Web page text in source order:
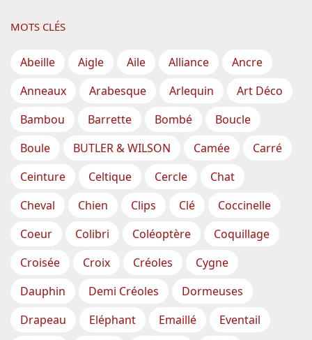
MOTS CLÉS
Abeille Aigle Aile Alliance
Ancre
Anneaux
Arabesque Arlequin
Art Déco
Bambou
Barrette Bombé
Boucle
Boule
BUTLER & WILSON Camée
Carré
Ceinture
Celtique Cercle
Chat
Cheval
Chien Clips Clé
Coccinelle
Coeur
Colibri Coléoptère
Coquillage
Croisée
Croix Créoles
Cygne
Dauphin
Demi Créoles
Dormeuses
Drapeau
Eléphant Emaillé
Eventail